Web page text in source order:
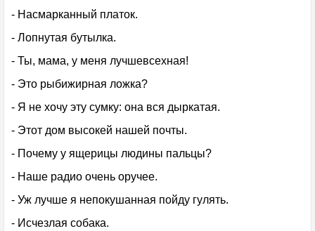
- Насмарканный платок.
- Лопнутая бутылка.
- Ты, мама, у меня лучшевсехная!
- Это рыбижирная ложка?
- Я не хочу эту сумку: она вся дыркатая.
- Этот дом высокей нашей почты.
- Почему у ящерицы людины пальцы?
- Наше радио очень оручее.
- Уж лучше я непокушанная пойду гулять.
- Исчезлая собака.